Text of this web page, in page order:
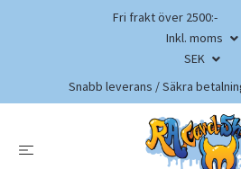
Fri frakt över 2500:-
Inkl. moms
SEK
Snabb leverans / Säkra